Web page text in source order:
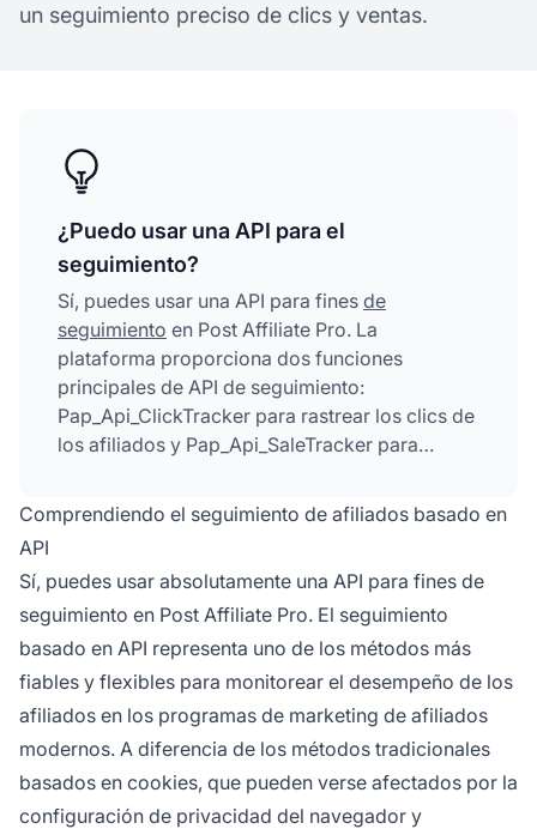
un seguimiento preciso de clics y ventas.
¿Puedo usar una API para el
seguimiento?
Sí, puedes usar una API para fines de
seguimiento en Post Affiliate Pro. La
plataforma proporciona dos funciones
principales de API de seguimiento:
Pap_Api_ClickTracker para rastrear los clics de
los afiliados y Pap_Api_SaleTracker para
registrar clics, transacciones de ventas y
asociarlas con los afiliados correctos para un
Comprendiendo el seguimiento de afiliados basado en
API
Sí, puedes usar absolutamente una API para fines de
seguimiento en Post Affiliate Pro. El seguimiento
basado en API representa uno de los métodos más
fiables y flexibles para monitorear el desempeño de los
afiliados en los programas de marketing de afiliados
modernos. A diferencia de los métodos tradicionales
basados en cookies, que pueden verse afectados por la
configuración de privacidad del navegador y